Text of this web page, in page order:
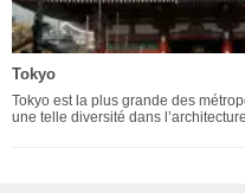
Tokyo
Tokyo est la plus grande des
une telle diversité dans